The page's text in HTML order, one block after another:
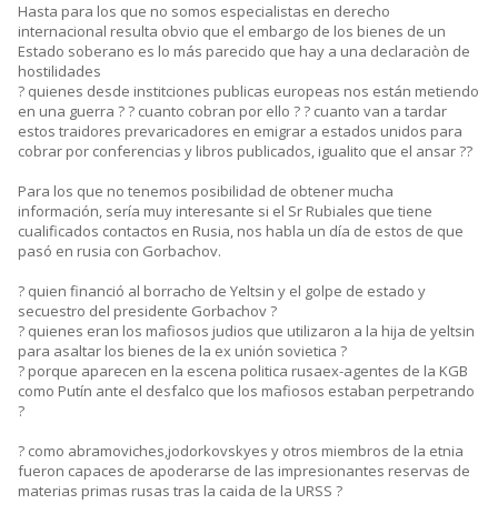
Hasta para los que no somos especialistas en derecho
internacional resulta obvio que el embargo de los bienes de un
Estado soberano es lo más parecido que hay a una declaraciòn de
hostilidades
? quienes desde institciones publicas europeas nos están metiendo
en una guerra ? ? cuanto cobran por ello ? ? cuanto van a tardar
estos traidores prevaricadores en emigrar a estados unidos para
cobrar por conferencias y libros publicados, igualito que el ansar ??
Para los que no tenemos posibilidad de obtener mucha
información, sería muy interesante si el Sr Rubiales que tiene
cualificados contactos en Rusia, nos habla un día de estos de que
pasó en rusia con Gorbachov.
? quien financió al borracho de Yeltsin y el golpe de estado y
secuestro del presidente Gorbachov ?
? quienes eran los mafiosos judios que utilizaron a la hija de yeltsin
para asaltar los bienes de la ex unión sovietica ?
? porque aparecen en la escena politica rusaex-agentes de la KGB
como Putín ante el desfalco que los mafiosos estaban perpetrando
?
? como abramoviches,jodorkovskyes y otros miembros de la etnia
fueron capaces de apoderarse de las impresionantes reservas de
materias primas rusas tras la caida de la URSS ?